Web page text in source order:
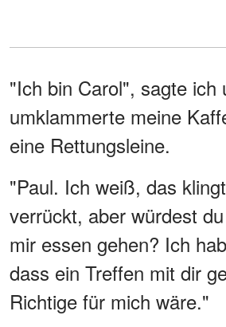
"Ich bin Carol", sagte ich
umklammerte meine
eine Rettungsleine.
"Paul. Ich weiß, das
verrückt, aber würdest
mir essen gehen? Ich
dass ein Treffen mit dir
Richtige für mich wäre."